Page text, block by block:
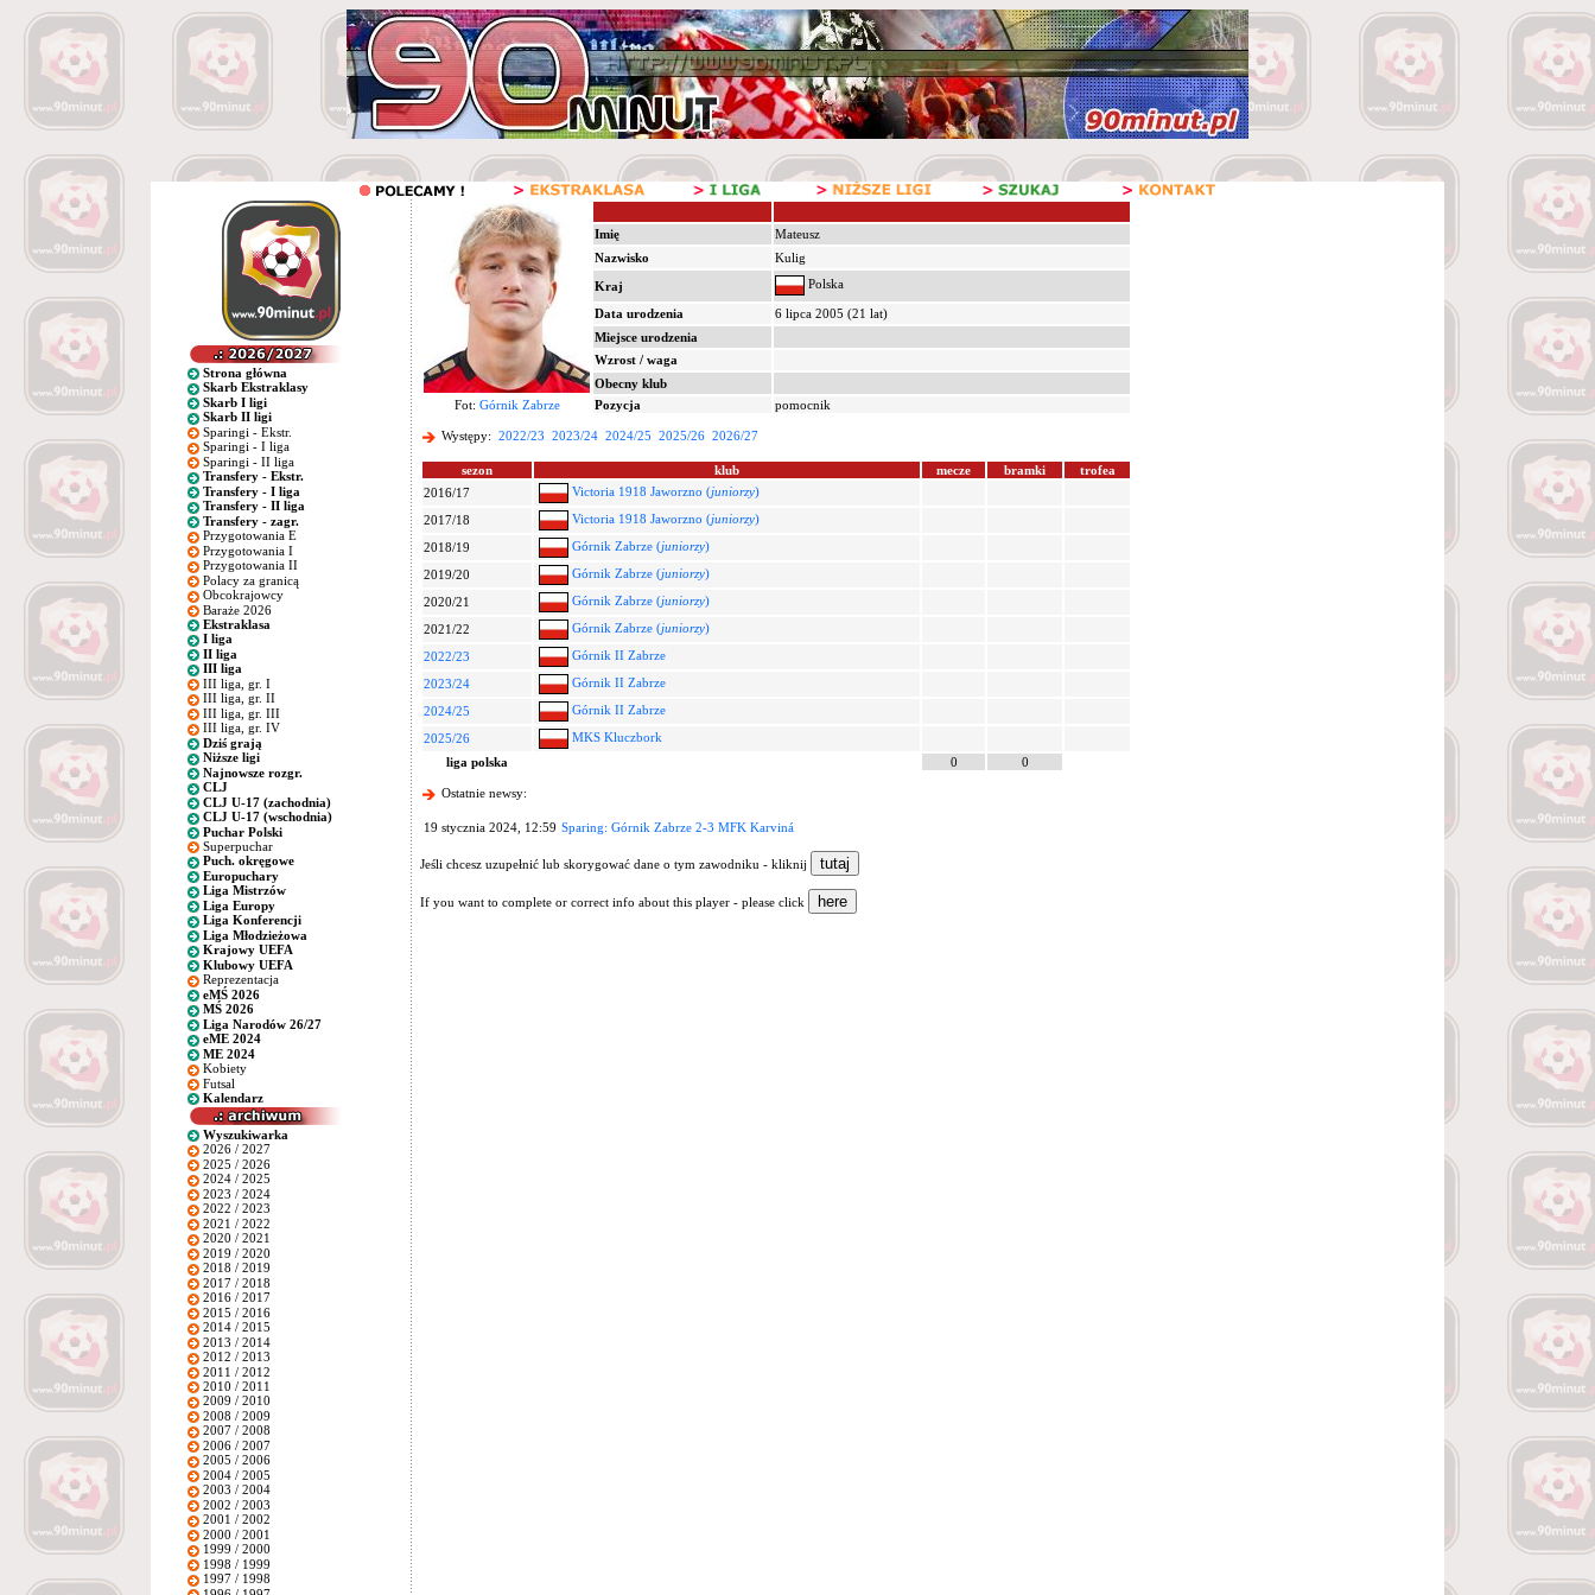
Strona główna
Skarb Ekstraklasy
Skarb I ligi
Skarb II ligi
Sparingi - Ekstr.
Sparingi - I liga
Sparingi - II liga
Transfery - Ekstr.
Transfery - I liga
Transfery - II liga
Transfery - zagr.
Przygotowania E
Przygotowania I
Przygotowania II
Polacy za granicą
Obcokrajowcy
Baraże 2026
Ekstraklasa
I liga
II liga
III liga
III liga, gr. I
III liga, gr. II
III liga, gr. III
III liga, gr. IV
Dziś grają
Niższe ligi
Najnowsze rozgr.
CLJ
CLJ U-17 (zachodnia)
CLJ U-17 (wschodnia)
Puchar Polski
Superpuchar
Puch. okręgowe
Europuchary
Liga Mistrzów
Liga Europy
Liga Konferencji
Liga Młodzieżowa
Krajowy UEFA
Klubowy UEFA
Reprezentacja
eMŚ 2026
MŚ 2026
Liga Narodów 26/27
eME 2024
ME 2024
Kobiety
Futsal
Kalendarz
Wyszukiwarka
2026 / 2027
2025 / 2026
2024 / 2025
2023 / 2024
2022 / 2023
2021 / 2022
2020 / 2021
2019 / 2020
2018 / 2019
2017 / 2018
2016 / 2017
2015 / 2016
2014 / 2015
2013 / 2014
2012 / 2013
2011 / 2012
2010 / 2011
2009 / 2010
2008 / 2009
2007 / 2008
2006 / 2007
2005 / 2006
2004 / 2005
2003 / 2004
2002 / 2003
2001 / 2002
2000 / 2001
1999 / 2000
1998 / 1999
1997 / 1998
Imię
Mateusz
Nazwisko
Kulig
Kraj
Polska
Data urodzenia
6 lipca 2005 (21 lat)
Miejsce urodzenia
Wzrost / waga
Obecny klub
Fot: Górnik Zabrze Pozycja pomocnik
Występy: 2022/23 2023/24 2024/25 2025/26 2026/27
sezon klub mecze bramki
trofea
2016/17
Victoria 1918 Jaworzno (juniorzy)
2017/18
Victoria 1918 Jaworzno (juniorzy)
2018/19
Górnik Zabrze (juniorzy)
2019/20
Górnik Zabrze (juniorzy)
2020/21
Górnik Zabrze (juniorzy)
2021/22
Górnik Zabrze (juniorzy)
2022/23
Górnik II Zabrze
2023/24
Górnik II Zabrze
2024/25
Górnik II Zabrze
2025/26
MKS Kluczbork
liga polska
0 0
Ostatnie newsy:
19 stycznia 2024, 12:59 Sparing: Górnik Zabrze 2-3 MFK Karviná
Jeśli chcesz uzupełnić lub skorygować dane o tym zawodniku - kliknij
If you want to complete or correct info about this player - please click